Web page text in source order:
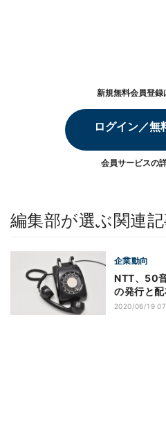
新規無料会員登録
ログイン／無
会員サービスの
編集部が選ぶ関連
企業動向
NTT、50
の発行と
2020/06/19